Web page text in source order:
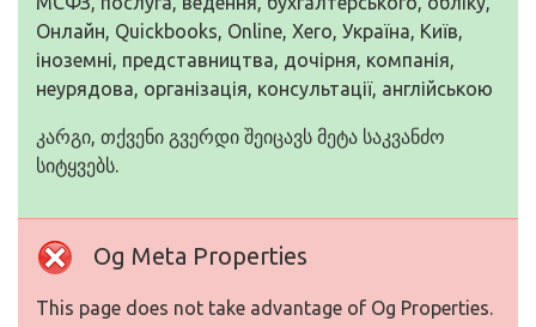
Онлайн, Quickbooks, Online, Xero, Україна, Київ,
іноземні, представництва, дочірня, компанія,
неурядова, організація, консультації, англійською
კარგი, თქვენი გვერდი შეიცავს მეტა საკვანძო
სიტყვებს.
Og Meta Properties
This page does not take advantage of Og Properties.